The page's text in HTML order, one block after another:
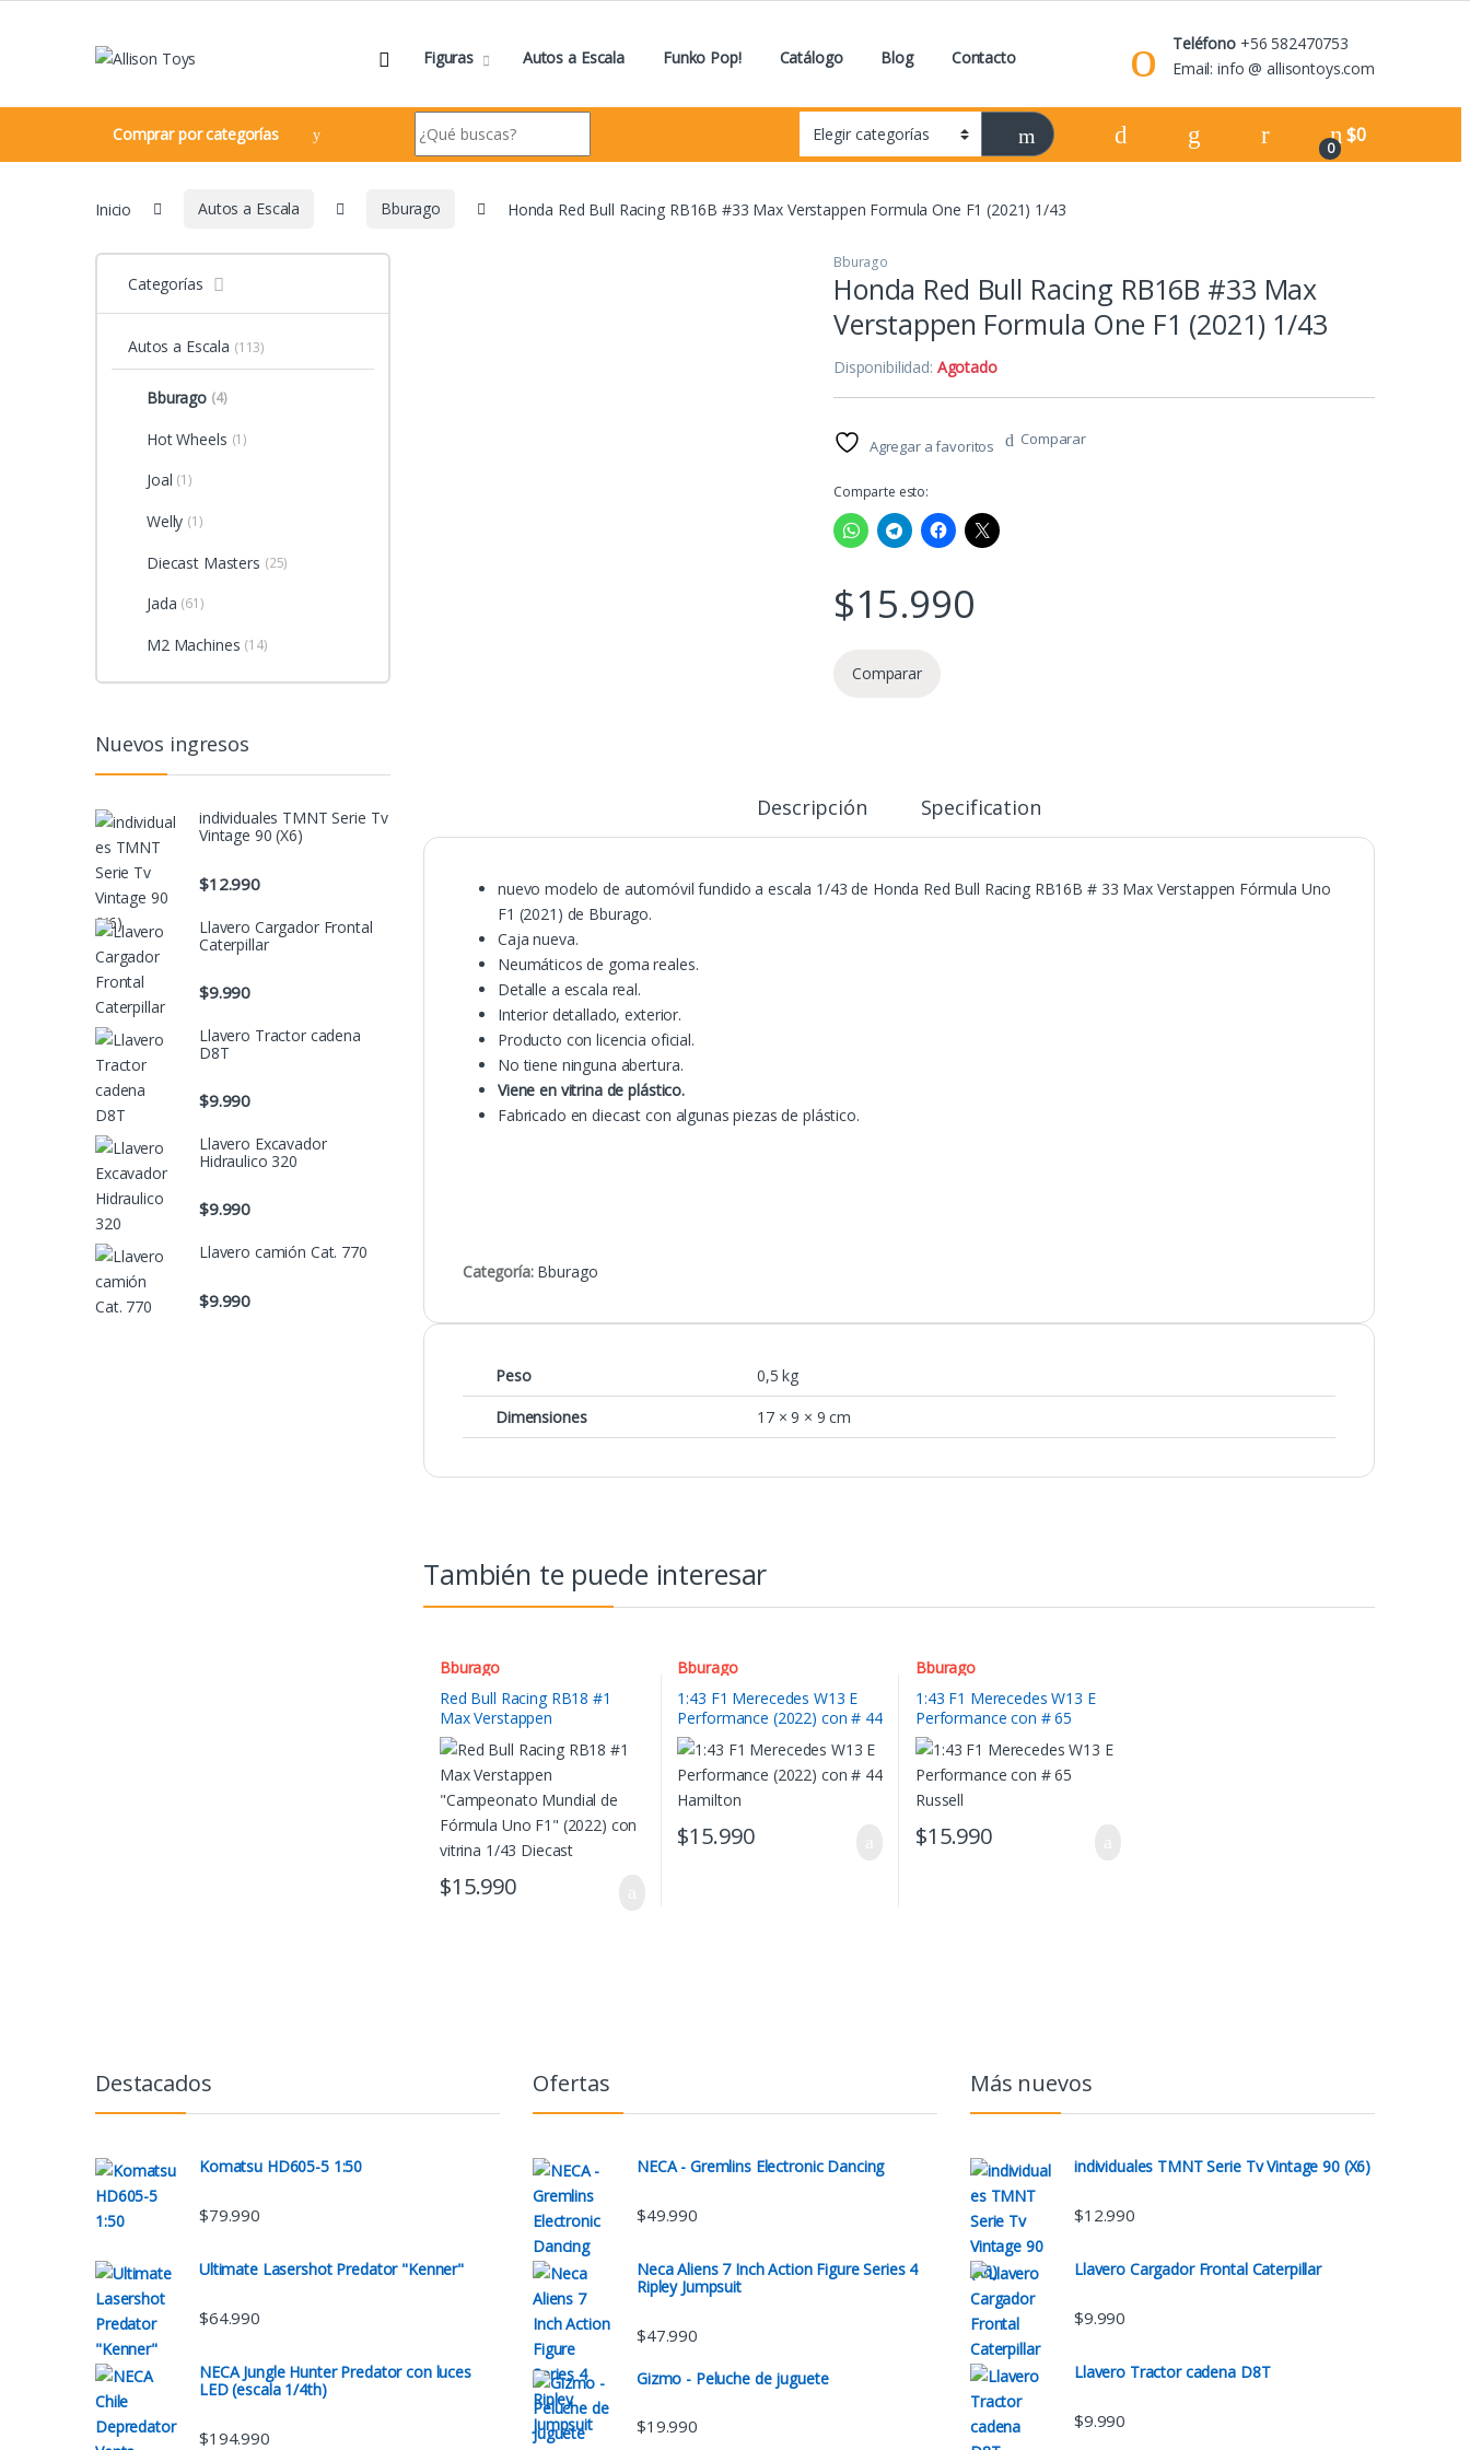
Figuras Autos a Escala Funko Pop! Catálogo Blog Contacto
Teléfono+56 582470753
Email: info @ allisontoys.com
Comprar por categorías
Search for:
0
$0
Inicio Autos a Escala Bburago Honda Red Bull Racing RB16B #33 Max Verstappen Formula One F1 (2021) 1/43
Bburago
Honda Red Bull Racing RB16B #33 Max
Verstappen Formula One F1 (2021) 1/43
Disponibilidad: Agotado
Agregar a favoritos Comparar
Comparte esto:
$15.990
Comparar
Descripción Specification
nuevo modelo de automóvil fundido a escala 1/43 de Honda Red Bull Racing RB16B # 33 Max Verstappen Fórmula Uno
F1 (2021) de Bburago.
Caja nueva.
Neumáticos de goma reales.
Detalle a escala real.
Interior detallado, exterior.
Producto con licencia oficial.
No tiene ninguna abertura.
Viene en vitrina de plástico.
Fabricado en diecast con algunas piezas de plástico.
Categoría: Bburago
Peso
0,5 kg
Dimensiones
17 × 9 × 9 cm
También te puede interesar
Bburago
Red Bull Racing RB18 #1
Max Verstappen
“Campeonato Mundial de
Fórmula Uno F1” (2022) con
vitrina 1/43 Diecast
$15.990
Bburago
1:43 F1 Merecedes W13 E
Performance (2022) con # 44
Hamilton
$15.990
Bburago
1:43 F1 Merecedes W13 E
Performance con # 65
Russell
$15.990
Categorías
Autos a Escala (113)
Bburago (4)
Hot Wheels (1)
Joal (1)
Welly (1)
Diecast Masters (25)
Jada (61)
M2 Machines (14)
Nuevos ingresos
individuales TMNT Serie Tv
Vintage 90 (X6)
$12.990
Llavero Cargador Frontal
Caterpillar
$9.990
Llavero Tractor cadena
D8T
$9.990
Llavero Excavador
Hidraulico 320
$9.990
Llavero camión Cat. 770
$9.990
Destacados
Komatsu HD605-5 1:50
$79.990
Ultimate Lasershot Predator "Kenner"
$64.990
NECA Jungle Hunter Predator con luces
LED (escala 1/4th)
$194.990
Ofertas
NECA - Gremlins Electronic Dancing
$49.990
Neca Aliens 7 Inch Action Figure Series 4
Ripley Jumpsuit
$47.990
Gizmo - Peluche de juguete
$19.990
Más nuevos
individuales TMNT Serie Tv Vintage 90 (X6)
$12.990
Llavero Cargador Frontal Caterpillar
$9.990
Llavero Tractor cadena D8T
$9.990